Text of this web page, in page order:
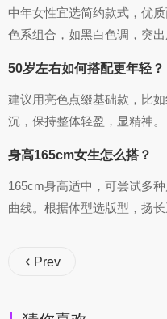
中年女性宜选简约款式，优
色系组合，如黑白色调，突出
50岁左右如何搭配更年轻？
建议用亮色点缀基础款，比
沉，保持整体轻盈，显精神。
身高165cm女生怎么搭？
165cm身高适中，可尝试多
曲线。根据体型选版型，扬长
Prev